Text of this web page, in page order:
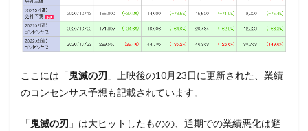
ここには「鬼滅の刃 」上映後の10月23日に更新された、業績
のコンセンサス予想も記載されています。
「鬼滅の刃 」は大ヒットしたものの、通期での業績悪化は避